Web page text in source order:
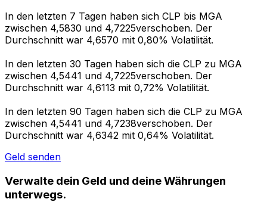
In den letzten 7 Tagen haben sich CLP bis MGA
zwischen 4,5830 und 4,7225verschoben. Der
Durchschnitt war 4,6570 mit 0,80% Volatilität.
In den letzten 30 Tagen haben sich die CLP zu MGA
zwischen 4,5441 und 4,7225verschoben. Der
Durchschnitt war 4,6113 mit 0,72% Volatilität.
In den letzten 90 Tagen haben sich die CLP zu MGA
zwischen 4,5441 und 4,7238verschoben. Der
Durchschnitt war 4,6342 mit 0,64% Volatilität.
Geld senden
Verwalte dein Geld und deine Währungen
unterwegs.